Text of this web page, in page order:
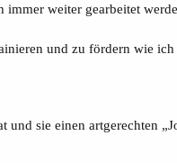
weiter gearbeitet
und zu fördern wie ich
sie einen artgerechten